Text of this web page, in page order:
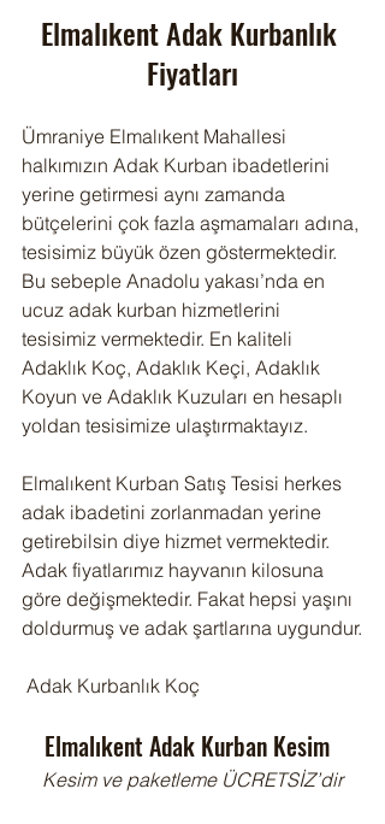
Elmalıkent Adak Kurbanlık
Fiyatları
Ümraniye Elmalıkent Mahallesi
halkımızın Adak Kurban ibadetlerini
yerine getirmesi aynı zamanda
bütçelerini çok fazla aşmamaları adına,
tesisimiz büyük özen göstermektedir.
Bu sebeple Anadolu yakası’nda en
ucuz adak kurban hizmetlerini
tesisimiz vermektedir. En kaliteli
Adaklık Koç, Adaklık Keçi, Adaklık
Koyun ve Adaklık Kuzuları en hesaplı
yoldan tesisimize ulaştırmaktayız.
Elmalıkent Kurban Satış Tesisi herkes
adak ibadetini zorlanmadan yerine
getirebilsin diye hizmet vermektedir.
Adak fiyatlarımız hayvanın kilosuna
göre değişmektedir. Fakat hepsi yaşını
doldurmuş ve adak şartlarına uygundur.
Adak Kurbanlık Koç
Elmalıkent Adak Kurban Kesim
Kesim ve paketleme ÜCRETSİZ’dir